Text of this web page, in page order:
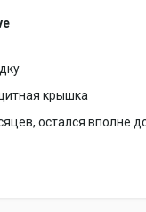
крышка
остался вполне